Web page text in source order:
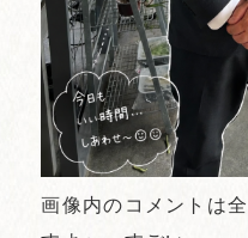
画像内のコメントは